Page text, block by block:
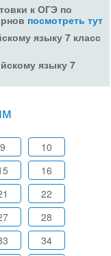
к ОГЭ по
посмотреть тут
языку 7 класс
языку 7
9
10
16
22
28
34